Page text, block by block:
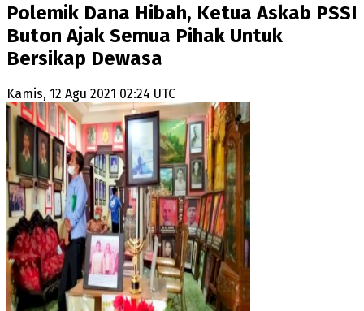
Polemik Dana Hibah, Ketua Askab PSSI
Buton Ajak Semua Pihak Untuk
Bersikap Dewasa
Kamis, 12 Agu 2021 02:24 UTC